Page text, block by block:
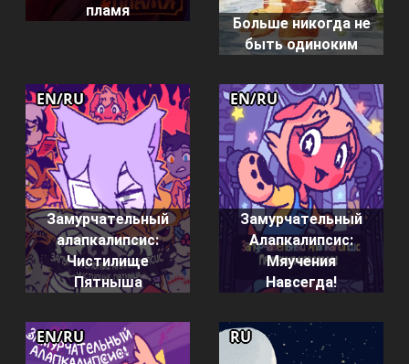
пламя
Больше никогда не
быть одиноким
Замурчательный
алапкалипсис:
Чистилище
Пятныша
EN/RU
Замурчательный
Алапкалипсис:
Мяучения
Навсегда!
EN/RU
EN/RU RU